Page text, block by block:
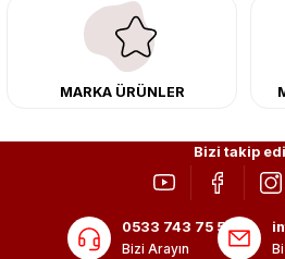
adres: Egzoz Sepeti.
MARKA ÜRÜNLER
Bizi takip
0533 743 75 56
Bizi Arayın